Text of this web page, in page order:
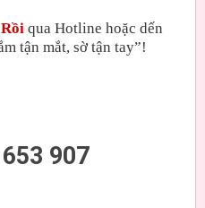
qua Hotline hoặc dến
tận mắt, sờ tận tay”!
907